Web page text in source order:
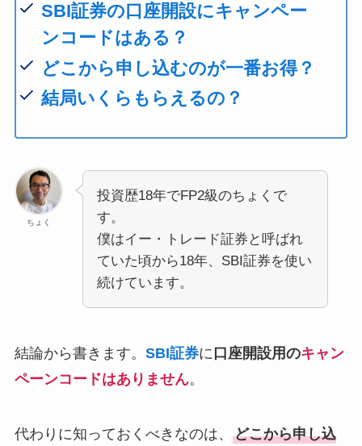
SBI証券の口座開設にキャンペー
ンコードはある？
どこから申し込むのが一番お得？
結局いくらもらえるの？
ちょく
投資歴18年でFP2級のちょくで
す。
僕はイー・トレード証券と呼ばれ
ていた頃から18年、SBI証券を使い
続けています。
結論から書きます。 SBI証券に 口座開設用のキャン
ペーンコードはありません。
代わりに知っておくべきなのは、 どこから申し込